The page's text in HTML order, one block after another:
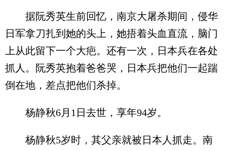
据阮秀英生前回忆，南京大屠杀期间，侵华
日军拿刀扎到她的头上，她捂着头血直流，脑门
上从此留下一个大疤。还有一次，日本兵在各处
抓人。阮秀英抱着爸爸哭，日本兵把他们一起踹
倒在地，差点把他们杀掉。
杨静秋6月1日去世，享年94岁。
杨静秋5岁时，其父亲就被日本人抓走。南